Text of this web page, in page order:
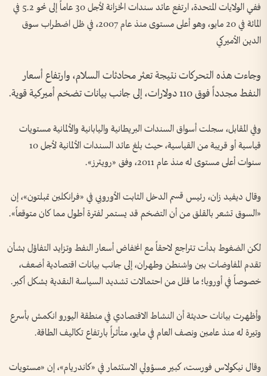
ففي الولايات المتحدة، ارتفع عائد سندات الخزانة لأجل 30 عاماً إلى نحو 5.2 في
المائة في 20 مايو، وهو أعلى مستوى منذ عام 2007، في ظل اضطراب سوق
الدين الأميركي
وجاءت هذه التحركات نتيجة تعثر محادثات السلام، وارتفاع أسعار
النفط مجدداً فوق 110 دولارات، إلى جانب بيانات تضخم أميركية قوية.
وفي المقابل، سجلت أسواق السندات البريطانية واليابانية والألمانية مستويات
قياسية أو قريبة من القياسية، حيث بلغ عائد السندات الألمانية لأجل 10
سنوات أعلى مستوى له منذ عام 2011، وفق «رويترز».
وقال ديفيد زان، رئيس قسم الدخل الثابت الأوروبي في «فرانكلين تمبلتون»، إن
«السوق تشعر بالقلق من أن التضخم قد يستمر لفترة أطول مما كان متوقعاً».
لكن الضغوط بدأت تتراجع لاحقاً مع انخفاض أسعار النفط وتزايد التفاؤل بشأن
تقدم المفاوضات بين واشنطن وطهران، إلى جانب بيانات اقتصادية أضعف،
خصوصاً في أوروبا؛ ما قلل من احتمالات تشديد السياسة النقدية بشكل أكبر.
وأظهرت بيانات حديثة أن النشاط الاقتصادي في منطقة اليورو انكمش بأسرع
وتيرة له منذ عامين ونصف العام في مايو، متأثراً بارتفاع تكاليف الطاقة.
وقال نيكولاس فورست، كبير مسؤولي الاستثمار في «كاندريام»، إن «مستويات